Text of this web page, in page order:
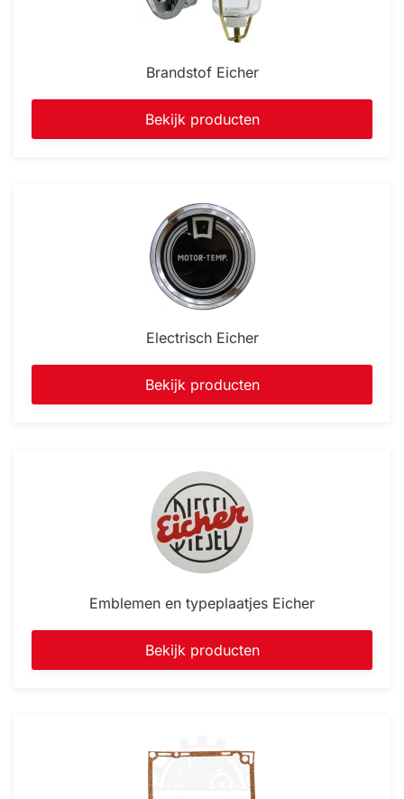
Brandstof Eicher
Bekijk producten
Electrisch Eicher
Bekijk producten
Emblemen en typeplaatjes Eicher
Bekijk producten